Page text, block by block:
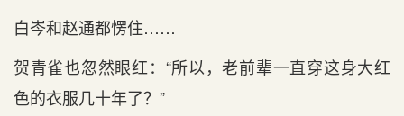
白岑和赵通都愣住……
贺青雀也忽然眼红：“所以，老前辈一直穿这身大红
色的衣服几十年了？”